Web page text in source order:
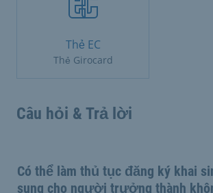
Thẻ EC
Thẻ Girocard
Câu hỏi & Trả lời
Có thể làm thủ tục đăng ký khai
sung cho người trưởng thành